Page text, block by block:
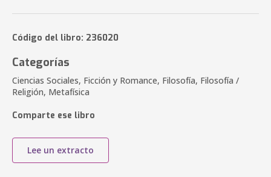
Código del libro: 236020
Categorías
Ciencias Sociales, Ficción y Romance, Filosofía, Filosofía /
Religión, Metafísica
Comparte ese libro
Lee un extracto